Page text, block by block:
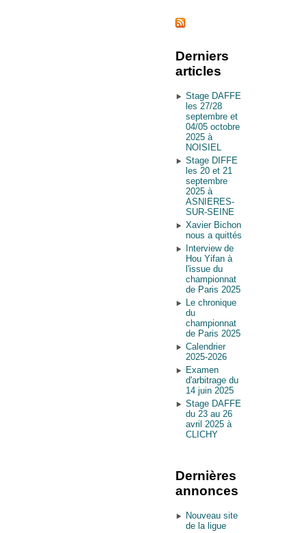
Derniers
articles
Stage DAFFE
les 27/28
septembre et
04/05 octobre
2025 à
NOISIEL
Stage DIFFE
les 20 et 21
septembre
2025 à
ASNIERES-
SUR-SEINE
Xavier Bichon
nous a quittés
Interview de
Hou Yifan à
l'issue du
championnat
de Paris 2025
Le chronique
du
championnat
de Paris 2025
Calendrier
2025-2026
Examen
d'arbitrage du
14 juin 2025
Stage DAFFE
du 23 au 26
avril 2025 à
CLICHY
Dernières
annonces
Nouveau site
de la ligue